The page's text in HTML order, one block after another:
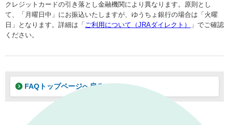
クレジットカードの引き落とし金融機関により異なります。原則とし
て、「月曜日中」にお振込いたしますが、ゆうちょ銀行の場合は「火曜
日」となります。詳細は「 ご利用について（JRAダイレクト）
」でご確認
ください。
FAQトップページへ戻る